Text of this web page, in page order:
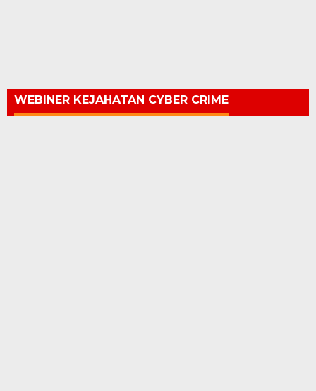
WEBINER KEJAHATAN CYBER CRIME